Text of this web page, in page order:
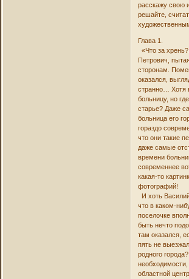
расскажу свою
решайте,
Глава 1.
«Что за
Петрович,
сторонам.
оказался,
странно… Хотя
больницу, но
старье? Даже
больница его
гораздо
что они такие
даже самые
времени
современнее
какая-то
фотографий!
И хоть
что в каком-
поселочке
быть нечто
там оказался,
пять не
родного
необходимости,
областной